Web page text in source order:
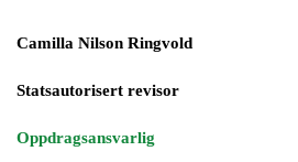
Camilla Nilson Ringvold
Statsautorisert revisor
Oppdragsansvarlig